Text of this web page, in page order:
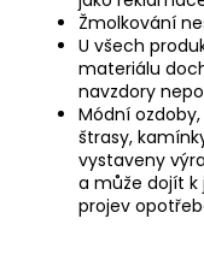
Žmolkování
U všech
materiálu
navzdory
Módní
štrasy,
vystaveny
a může dojít k
projev